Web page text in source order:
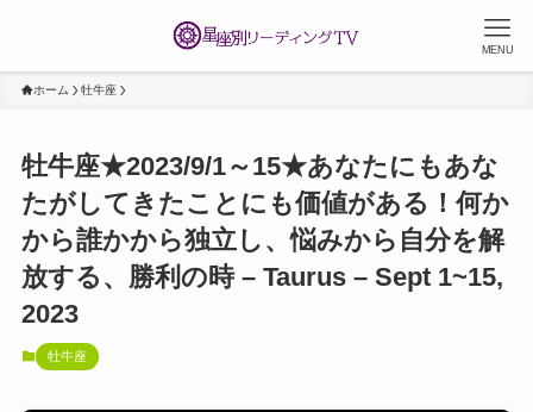
MENU
ホーム 牡牛座
牡牛座★2023/9/1～15★あなたにもあな
たがしてきたことにも価値がある！何か
から誰かから独立し、悩みから自分を解
放する、勝利の時 – Taurus – Sept 1~15,
2023
牡牛座